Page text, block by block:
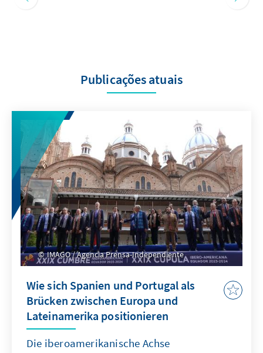
Publicações atuais
IMAGO / Agencia Prensa-Independiente
Wie sich Spanien und Portugal als
Brücken zwischen Europa und
Lateinamerika positionieren
Die iberoamerikanische Achse